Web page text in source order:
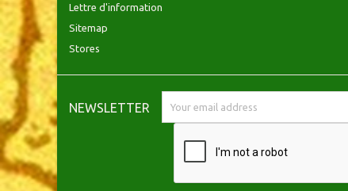
Lettre d'information
Sitemap
Stores
NEWSLETTER